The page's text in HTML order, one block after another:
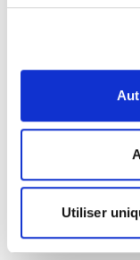
Utiliser